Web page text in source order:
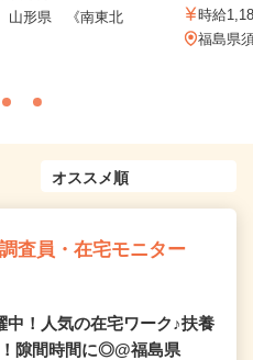
山形県 《南東北
時給
福島県
査員・在宅モニター
中！人気の在宅ワーク♪扶養
隙間時間に◎@福島県